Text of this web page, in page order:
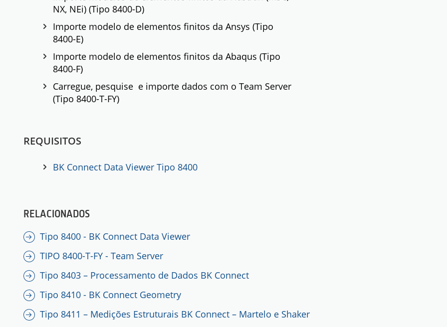
NX, NEi) (Tipo 8400-D)
Importe modelo de elementos finitos da Ansys (Tipo
8400-E)
Importe modelo de elementos finitos da Abaqus (Tipo
8400-F)
Carregue, pesquise e importe dados com o Team Server
(Tipo 8400-T-FY)
REQUISITOS
BK Connect Data Viewer Tipo 8400
RELACIONADOS
Tipo 8400 - BK Connect Data Viewer
TIPO 8400-T-FY - Team Server
Tipo 8403 – Processamento de Dados BK Connect
Tipo 8410 - BK Connect Geometry
Tipo 8411 – Medições Estruturais BK Connect – Martelo e Shaker